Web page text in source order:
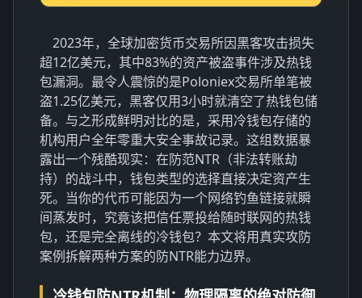
2023年，全球加密货币交易所因黑客攻击损失
超12亿美元，其中83%的资产被盗事件涉及热钱
包漏洞。最令人震惊的是Poloniex交易所单笔被
盗1.25亿美元，黑客仅用3小时就清空了热钱包储
备。与之形成鲜明对比的是，采用冷钱包存储的
机构用户全年零重大安全事故记录。这组数据暴
露出一个残酷现实：在防范NTR（非法转账劫
持）的战斗中，钱包类型的选择直接决定资产生
死。当你的代币可能因为一个网络钓鱼链接就瞬
间蒸发时，究竟该把信任票投给随时联网的热钱
包，还是完全离线的冷钱包？本文将用真实攻防
案例拆解两种方案的防NTR能力边界。